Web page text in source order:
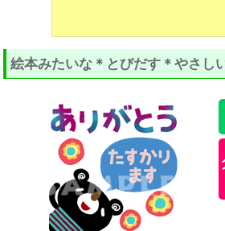
絵本みたいな＊とびだす＊やさし